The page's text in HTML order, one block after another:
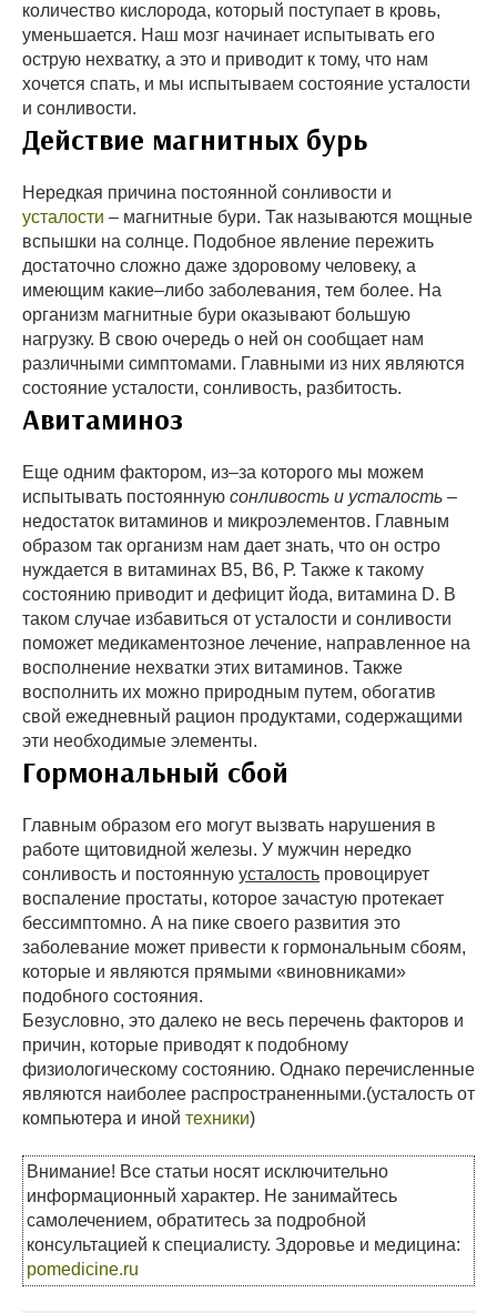
количество кислорода, который поступает в кровь,
уменьшается. Наш мозг начинает испытывать его
острую нехватку, а это и приводит к тому, что нам
хочется спать, и мы испытываем состояние усталости
и сонливости.
Действие магнитных бурь
Нередкая причина постоянной сонливости и
усталости – магнитные бури. Так называются мощные
вспышки на солнце. Подобное явление пережить
достаточно сложно даже здоровому человеку, а
имеющим какие–либо заболевания, тем более. На
организм магнитные бури оказывают большую
нагрузку. В свою очередь о ней он сообщает нам
различными симптомами. Главными из них являются
состояние усталости, сонливость, разбитость.
Авитаминоз
Еще одним фактором, из–за которого мы можем
испытывать постоянную сонливость и усталость –
недостаток витаминов и микроэлементов. Главным
образом так организм нам дает знать, что он остро
нуждается в витаминах В5, В6, Р. Также к такому
состоянию приводит и дефицит йода, витамина D. В
таком случае избавиться от усталости и сонливости
поможет медикаментозное лечение, направленное на
восполнение нехватки этих витаминов. Также
восполнить их можно природным путем, обогатив
свой ежедневный рацион продуктами, содержащими
эти необходимые элементы.
Гормональный сбой
Главным образом его могут вызвать нарушения в
работе щитовидной железы. У мужчин нередко
сонливость и постоянную усталость провоцирует
воспаление простаты, которое зачастую протекает
бессимптомно. А на пике своего развития это
заболевание может привести к гормональным сбоям,
которые и являются прямыми «виновниками»
подобного состояния.
Безусловно, это далеко не весь перечень факторов и
причин, которые приводят к подобному
физиологическому состоянию. Однако перечисленные
являются наиболее распространенными.(усталость от
компьютера и иной техники)
Внимание! Все статьи носят исключительно
информационный характер. Не занимайтесь
самолечением, обратитесь за подробной
консультацией к специалисту. Здоровье и медицина:
pomedicine.ru